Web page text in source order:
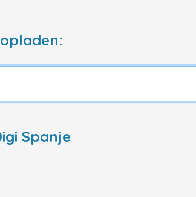
Spanje